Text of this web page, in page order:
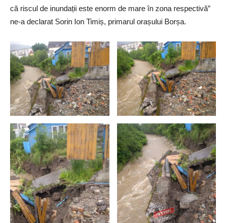
că riscul de inundații este enorm de mare în zona respectivă”
ne-a declarat Sorin Ion Timiș, primarul orașului Borșa.